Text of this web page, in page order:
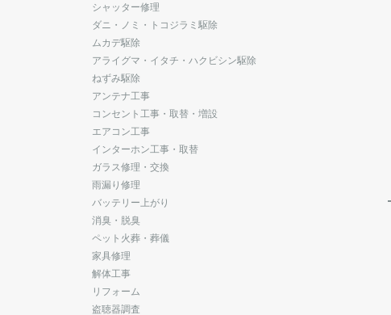
シャッター修理
ダニ・ノミ・トコジラミ駆除
ムカデ駆除
アライグマ・イタチ・ハクビシン駆除
ねずみ駆除
アンテナ工事
コンセント工事・取替・増設
エアコン工事
インターホン工事・取替
ガラス修理・交換
雨漏り修理
バッテリー上がり
消臭・脱臭
ペット火葬・葬儀
家具修理
解体工事
リフォーム
盗聴器調査